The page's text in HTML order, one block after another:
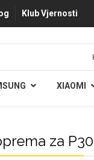
Klub Vjernosti
XIAOMI
za